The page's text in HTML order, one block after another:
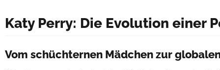
Katy Perry: Die Evolution einer
Vom schüchternen Mädchen zur